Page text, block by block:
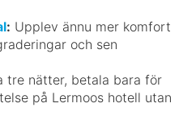
: Upplev ännu mer komfort
och sen
tre nätter, betala bara för
på Lermoos hotell utan